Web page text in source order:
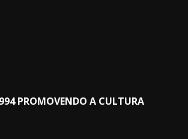
PROMOVENDO A CULTURA